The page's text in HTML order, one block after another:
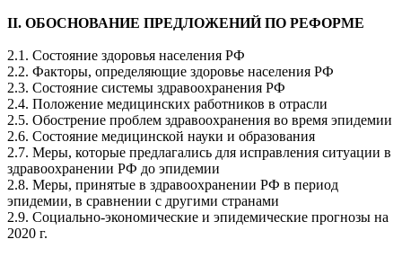
II. ОБОСНОВАНИЕ ПРЕДЛОЖЕНИЙ ПО РЕФОРМЕ
2.1. Состояние здоровья населения РФ
2.2. Факторы, определяющие здоровье населения РФ
2.3. Состояние системы здравоохранения РФ
2.4. Положение медицинских работников в отрасли
2.5. Обострение проблем здравоохранения во время эпидемии
2.6. Состояние медицинской науки и образования
2.7. Меры, которые предлагались для исправления ситуации в
здравоохранении РФ до эпидемии
2.8. Меры, принятые в здравоохранении РФ в период
эпидемии, в сравнении с другими странами
2.9. Социально-экономические и эпидемические прогнозы на
2020 г.